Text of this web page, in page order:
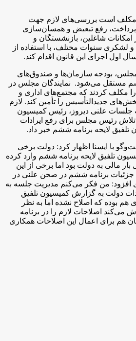
مکلف است بررسی‌های لازم جهت
پرداخت، رفع تبعیض و همسان‌سازی
امکانات شاغلین، بازنشستگان و
سنوات مختلف، با استفاده از
اول اجرای این قانون اقدام کند.
بودجه سازمان‌ها و صندوق‌های
ششم مستقل می‌شود. نمایندگان مجلس در
مکلف کردند که مجتمع‌های اداری و
جدیدالتأسیس را تأمین کند. لازم
جلسات علنی دیروز، رئیس کمیسیون
رئیس مجلس برای رفع ایرادات
لایحه برنامه ششم خبر داد.
با ایسنا اظهار کرد: دولت برخی
تلفیق لایحه برنامه ششم وارد کرده
بار مالی به دولت بود اما برخی از این
جزئیات برنامه ششم در صحن علنی در
من فکر می‌کنم مدیریت جلسه به
دولت به گزارش کمیسیون تلفیق
هم بوده که اصلاح نشده اما به نظر
می‌کند اصلاحات لازم را در برنامه
هم برای اعمال این اصلاحات همکاری